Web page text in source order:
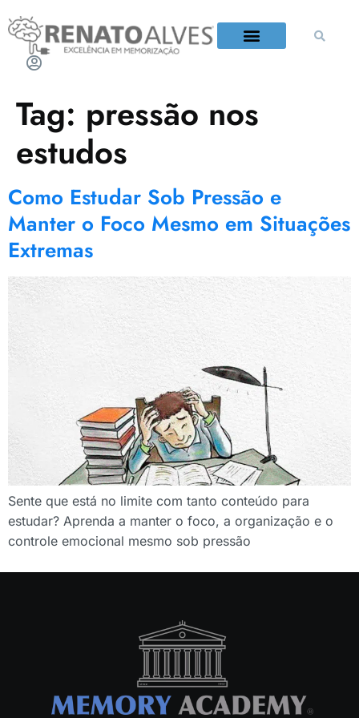
Tag: pressão nos
estudos
Como Estudar Sob Pressão e
Manter o Foco Mesmo em Situações
Extremas
Sente que está no limite com tanto conteúdo para
estudar? Aprenda a manter o foco, a organização e o
controle emocional mesmo sob pressão